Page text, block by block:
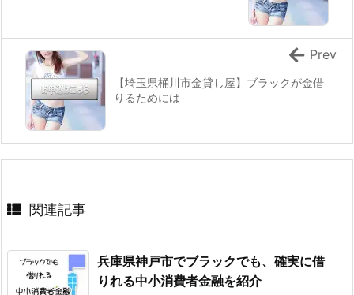
【埼玉県桶川市金貸し屋】ブラックが金借
りるためには
Prev
関連記事
兵庫県神戸市でブラックでも、確実に借
りれる中小消費者金融を紹介